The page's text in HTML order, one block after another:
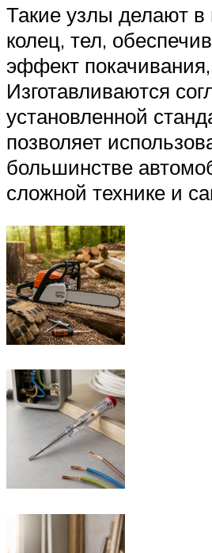
Такие узлы делают в
колец, тел,
эффект
Изготавливаются
установленной
позволяет
большинстве
сложной технике и